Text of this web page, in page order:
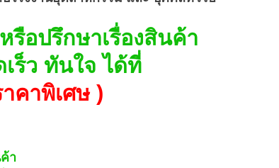
รือปรึกษาเรื่องสินค้า
ร็ว ทันใจ ได้ที่
คาพิเศษ )
า